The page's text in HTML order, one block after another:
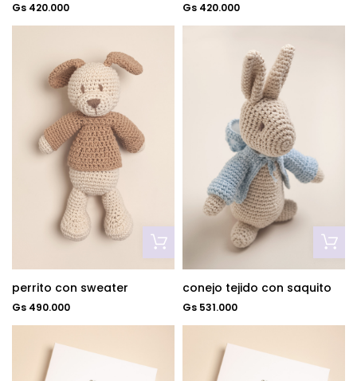
Gs 420.000 Gs 420.000
perrito con sweater
Gs 490.000
conejo tejido con saquito
Gs 531.000